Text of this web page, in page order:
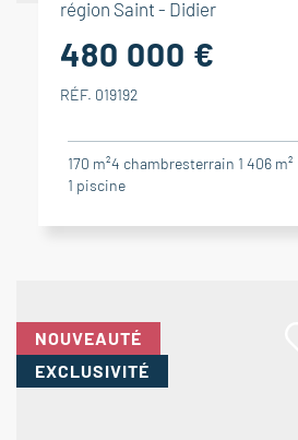
région Saint - Didier
480 000 €
RÉF. 019192
170 m²4 chambresterrain 1 406 m²
1 piscine
NOUVEAUTÉ
EXCLUSIVITÉ